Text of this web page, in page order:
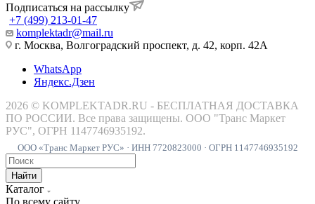
Подписаться на рассылку
+7 (499) 213-01-47
komplektadr@mail.ru
г. Москва, Волгоградский проспект, д. 42, корп. 42А
WhatsApp
Яндекс.Дзен
2026 © KOMPLEKTADR.RU - БЕСПЛАТНАЯ ДОСТАВКА
ПО РОССИИ. Все права защищены. ООО "Транс Маркет
РУС", ОГРН 1147746935192.
ООО «Транс Маркет РУС» · ИНН 7720823000 · ОГРН 1147746935192
Найти
Каталог
По всему сайту